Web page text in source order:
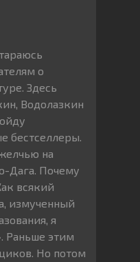
о
Здесь
Водолазкин
бестселлеры.
на
Дага. Почему
всякий
измученный
я
Раньше этим
Но потом